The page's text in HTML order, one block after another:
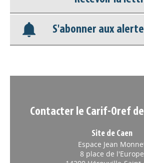
Nos veilles Scoop.it
Site de Caen
Espace Jean Monnet